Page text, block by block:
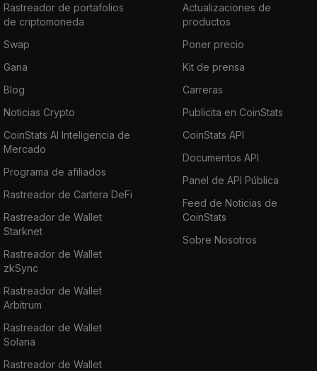
Rastreador de portafolios
de criptomoneda
Swap
Gana
Blog
Noticias Crypto
CoinStats AI Inteligencia de
Mercado
Programa de afiliados
Rastreador de Cartera DeFi
Rastreador de Wallet
Starknet
Rastreador de Wallet
zkSync
Rastreador de Wallet
Arbitrum
Rastreador de Wallet
Solana
Rastreador de Wallet
Actualizaciones de
productos
Poner precio
Kit de prensa
Carreras
Publicita en CoinStats
CoinStats API
Documentos API
Panel de API Pública
Feed de Noticias de
CoinStats
Sobre Nosotros